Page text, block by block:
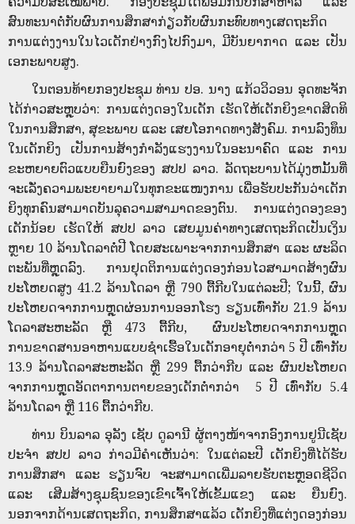
ສົນທະນາຕໍ່ກັບຜົນການ​ສຶກ​ສາ​ກ່ຽວ​ກັບ​ຜົນ​ກະ​ທົບ​ທາງ​ເສດ​ຖະ​ກິດ​
ການ​ແຕ່ງ​ງານ​ໃນ​ໄວ​ເດັກ​ຢ່າງກົງໄປກົງມາ, ມີບັນຍາກາດ ແລະ ເປັນ
ເອກະພາບສູງ.
ໃນຕອນທ້າຍກອງປະຊຸມ ທ່ານ ປອ. ນາງ ແກ້ວວິວອນ ອຸດທະຈັກ
ໄດ້ກ່າວສະຫຼຸບວ່າ: ການແຕ່ງດອງໃນເດັກ ເຮັດໃຫ້ເດັກຍິງຂາດສິດທິ
ໃນການສຶກສາ, ສຸຂະພາບ ແລະ ເສຍໂອກາດທາງສັງຄົມ. ການລົງທຶນ
ໃນເດັກຍິງ ເປັນການສ້າງກໍາລັງແຮງງານໃນອະນາຄົດ ແລະ ການ
ຂະຫຍາຍຕົວແບບຍືນຍົງຂອງ ສປປ ລາວ. ລັດຖະບານໄດ້ມຸ່ງຫມັ້ນທີ່
ຈະເລັ່ງຄວາມພະຍາຍາມໃນທຸກຂະແໜງການ ເພື່ອຮັບປະກັນວ່າເດັກ
ຍິງທຸກຄົນສາມາດບັນລຸຄວາມສາມາດຂອງຕົນ. ການ​ແຕ່ງດອງ​ຂອງ​
ເດັກນ້ອຍ​ ເຮັດ​ໃຫ້​ ສປປ ລາວ ເສຍມູນຄ່າທາງເສດຖະກິດ​ເປັນ​ເງິນ​
ຫຼາຍ​ 10 ​ລ້ານໂດ​ລາ​ຕໍ່​ປີ ໂດຍສະເພາະຈາກ​ການ​ສຶກສາ​ ແລະ​ ຜະລິດ​
ຕະພັນ​ທີ່​ຫຼຸດ​ລົງ. ການຢຸດຕິການແຕ່ງດອງກ່ອນໄວສາມາດສ້າງຜົນ
ປະໂຫຍດສູງ 41.2 ລ້ານໂດລາ ຫຼື 790 ຕື້ກີບໃນແຕ່ລະປີ; ໃນນີ້, ຜົນ
ປະໂຫຍດຈາກການຫຼຸດຜ່ອນການອອກໂຮງ ຮຽນເທົ່າກັບ 21.9 ລ້ານ
ໂດລາສະຫະລັດ ຫຼື 473 ຕື້ກີບ, ຜົນປະໂຫຍດຈາກການຫຼຸດ
ການຂາດສານອາຫານແບບຊໍາເຮື້ອໃນເດັກອາຍຸຕໍ່າກວ່າ 5 ປີ ເທົ່າກັບ
13.9 ລ້ານໂດລາສະຫະລັດ ຫຼື 299 ຕື້ກວ່າກີບ ແລະ ຜົນປະໂຫຍດ
ຈາກການຫຼຸດອັດຕາການຕາຍຂອງເດັກຕໍ່າກວ່າ 5 ປີ ເທົ່າກັບ 5.4
ລ້ານໂດລາ ຫຼື 116 ຕື້ກວ່າກີບ.
ທ່ານ ບິນລາລ ອຸລັງ ເຊັບ ດູລານີ ຜູ້ຕາງໜ້າຈາກອົງການຢູນີເຊັບ
ປະຈໍາ ສປປ ລາວ ກ່າວມີຄຳເຫັນວ່າ: ໃນແຕ່ລະປີ ເດັກຍິງທີ່ໄດ້ຮັບ
ການສຶກສາ ແລະ ຮຽນຈົບ ຈະສາມາດເພີ່ມລາຍຮັບຕະຫຼອດຊີວິດ
ແລະ ເສີມສ້າງຊຸມຊົນຂອງເຂົາເຈົ້າໃຫ້ເຂັ້ມແຂງ ແລະ ຍືນຍົງ.
ນອກຈາກດ້ານເສດຖະກິດ, ການສຶກສາແລ້ວ ເດັກຍິງທີ່ແຕ່ງດອງກ່ອນ